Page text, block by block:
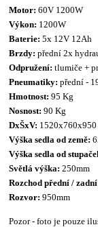
Motor: 60V 1200W
Výkon: 1200W
Baterie: 5x 12V 12Ah
Brzdy: přední 2x
Odpružení: tlumiče +
Pneumatiky: přední -
Hmotnost: 95 Kg
Nosnost: 90 Kg
DxŠxV: 1520x760x950
Výška sedla od země:
Výška sedla od
Světlá výška: 250mm
Rozchod přední /
Rozvor: 950mm
Pozor - foto je pouze